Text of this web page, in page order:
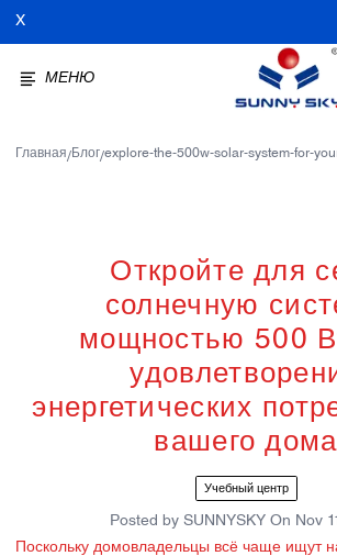
X
МЕНЮ
Главная/Блог/explore-the-500w-solar-system-for-
Откройте для
солнечную
мощностью 500
энергетических
вашего дома
Учебный центр
Posted by SUNNYSKY On Nov
Поскольку домовладельцы всё чаще ищут